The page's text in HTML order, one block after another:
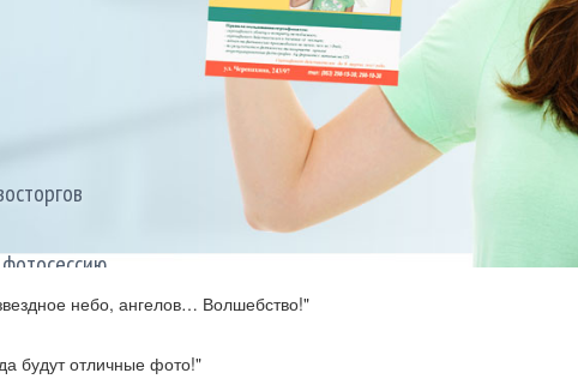
небо, ангелов… Волшебство!"
будут отличные фото!"